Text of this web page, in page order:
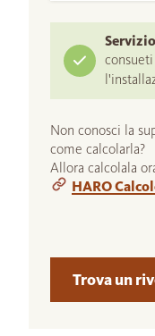
Non conosci la
come calcolarla?
Allora calcolala
HARO
Trova un